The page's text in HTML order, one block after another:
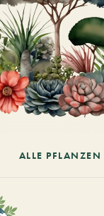
ALLE PFLANZEN